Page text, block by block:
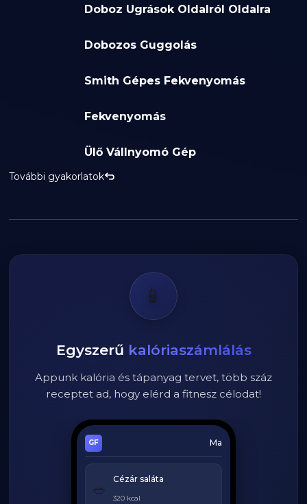
Doboz Ugrások Oldalról Oldalra
Dobozos Guggolás
Smith Gépes Fekvenyomás
Fekvenyomás
Ülő Vállnyomó Gép
További gyakorlatok
📱
Egyszerű kalóriaszámlálás
Appunk kalória és tápanyag tervet, több száz
receptet ad, hogy elérd a fitnesz célodat!
Ma
🥗
Cézár saláta
320 kcal